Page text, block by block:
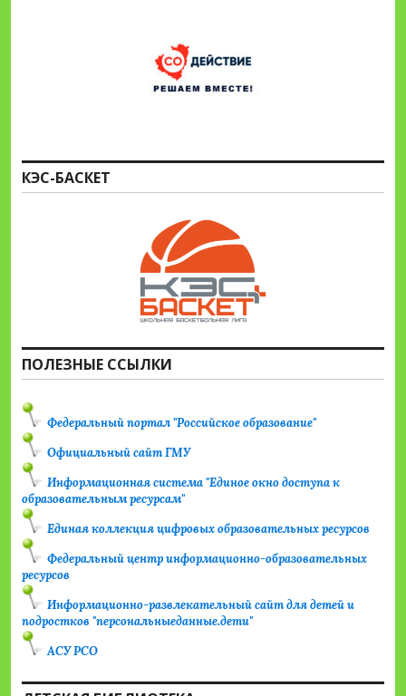
КЭС-БАСКЕТ
ПОЛЕЗНЫЕ ССЫЛКИ
Федеральный портал "Российское образование"
Официальный сайт ГМУ
Информационная система "Единое окно доступа к
образовательным ресурсам"
Единая коллекция цифровых образовательных ресурсов
Федеральный центр информационно-образовательных
ресурсов
Информационно-развлекательный сайт для детей и
подростков "персональныеданные.дети"
АСУ РСО